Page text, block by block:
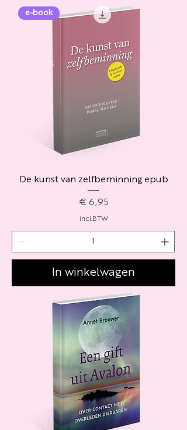
e-book
De kunst van zelfbeminning epub
Prijs
€ 6,95
incl.BTW
In winkelwagen